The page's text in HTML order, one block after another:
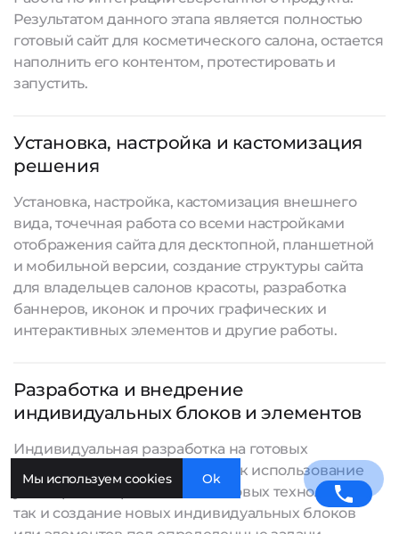
Результатом данного этапа является полностью
готовый сайт для косметического салона, остается
наполнить его контентом, протестировать и
запустить.
Установка, настройка и кастомизация
решения
Установка, настройка, кастомизация внешнего
вида, точечная работа со всеми настройками
отображения сайта для десктопной, планшетной
и мобильной версии, создание структуры сайта
для владельцев салонов красоты, разработка
баннеров, иконок и прочих графических и
интерактивных элементов и другие работы.
Разработка и внедрение
индивидуальных блоков и элементов
Индивидуальная разработка на готовых
технологиях подразумевает как использование
уже хорошо отработанных готовых технологий,
так и создание новых индивидуальных блоков
Мы используем cookies Ok